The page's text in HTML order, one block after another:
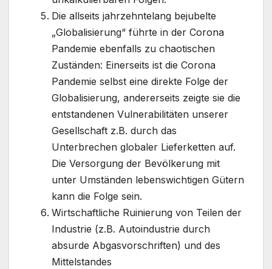
Die allseits jahrzehntelang bejubelte
„Globalisierung“ führte in der Corona
Pandemie ebenfalls zu chaotischen
Zuständen: Einerseits ist die Corona
Pandemie selbst eine direkte Folge der
Globalisierung, andererseits zeigte sie die
entstandenen Vulnerabilitäten unserer
Gesellschaft z.B. durch das
Unterbrechen globaler Lieferketten auf.
Die Versorgung der Bevölkerung mit
unter Umständen lebenswichtigen Gütern
kann die Folge sein.
Wirtschaftliche Ruinierung von Teilen der
Industrie (z.B. Autoindustrie durch
absurde Abgasvorschriften) und des
Mittelstandes